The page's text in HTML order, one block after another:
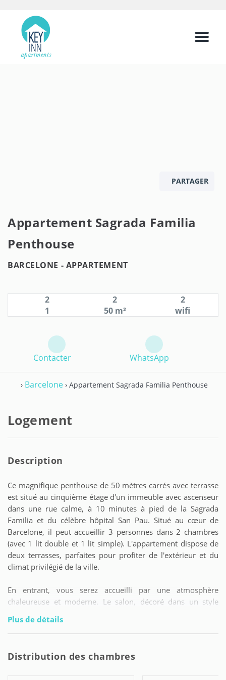
Menu
PARTAGER
Appartement Sagrada Familia
Penthouse
BARCELONE - APPARTEMENT
2 2
2
1
50 m² wifi
Contacter WhatsApp
› Barcelone› Appartement Sagrada Familia Penthouse
Logement
Description
Ce magnifique penthouse de 50 mètres carrés avec terrasse
est situé au cinquième étage d'un immeuble avec ascenseur
dans une rue calme, à 10 minutes à pied de la Sagrada
Familia et du célèbre hôpital San Pau. Situé au cœur de
Barcelone, il peut accueillir 3 personnes dans 2 chambres
(avec 1 lit double et 1 lit simple). L'appartement dispose de
deux terrasses, parfaites pour profiter de l'extérieur et du
climat privilégié de la ville.
En entrant, vous serez accueilli par une atmosphère
chaleureuse et moderne. Le salon, décoré dans un style
journée d'exploration de la ville. De là, vous pouvez accéder
au point fort de cet appartement : une spacieuse terrasse
climat méditerranéen et admirer les vues environnantes.
Plus de détails
Distribution des chambres